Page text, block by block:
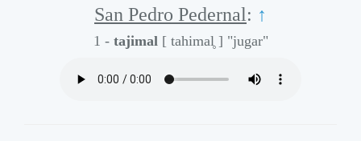
San Pedro Pedernal: ↑
1 - tajimal [ tahimal̥ ] "jugar"